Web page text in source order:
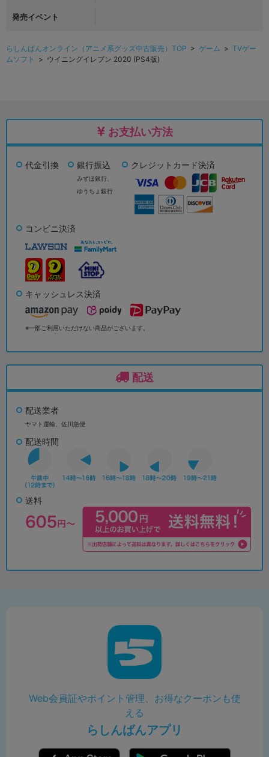
発売イベント
らしんばんオンライン（アニメ系グッズ中古販売）TOP > ゲーム > TVゲー
ムソフト
> ウイニングイレブン 2020 (PS4版)
お支払い方法
代金引換 銀行振込
みずほ銀行、
ゆうちょ銀行
クレジットカード決済
コンビニ決済
キャッシュレス決済
※一部ご利用いただけない商品がございます。
配送
配送業者
ヤマト運輸、佐川急便
配送時間
送料
Web会員証やポイント管理、お得なクーポンも使
える
らしんばんアプリ